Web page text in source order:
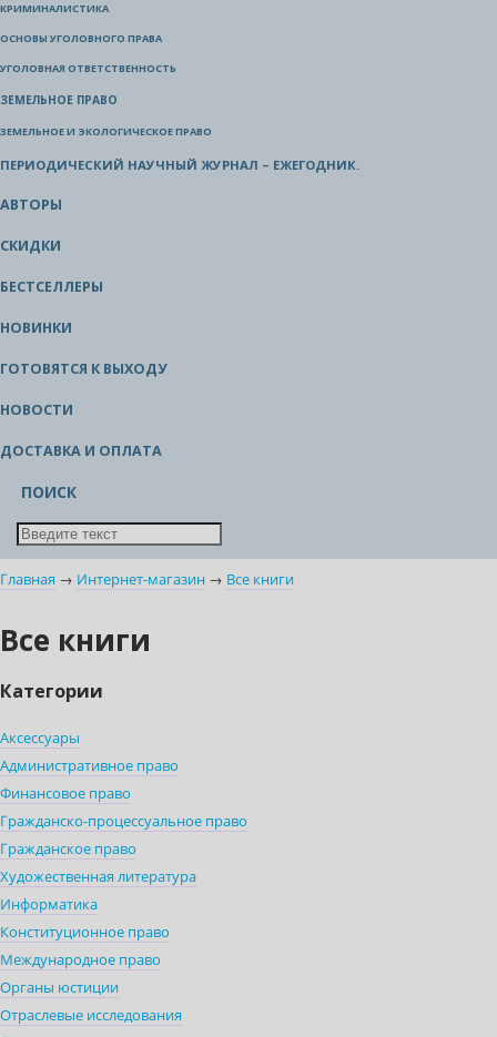
КРИМИНАЛИСТИКА
ОСНОВЫ УГОЛОВНОГО ПРАВА
УГОЛОВНАЯ ОТВЕТСТВЕННОСТЬ
ЗЕМЕЛЬНОЕ ПРАВО
ЗЕМЕЛЬНОЕ И ЭКОЛОГИЧЕСКОЕ ПРАВО
ПЕРИОДИЧЕСКИЙ НАУЧНЫЙ ЖУРНАЛ – ЕЖЕГОДНИК.
АВТОРЫ
СКИДКИ
БЕСТСЕЛЛЕРЫ
НОВИНКИ
ГОТОВЯТСЯ К ВЫХОДУ
НОВОСТИ
ДОСТАВКА И ОПЛАТА
ПОИСК
Главная → Интернет-магазин → Все книги
Все книги
Категории
Аксессуары
Административное право
Финансовое право
Гражданско-процессуальное право
Гражданское право
Художественная литература
Информатика
Конституционное право
Международное право
Органы юстиции
Отраслевые исследования